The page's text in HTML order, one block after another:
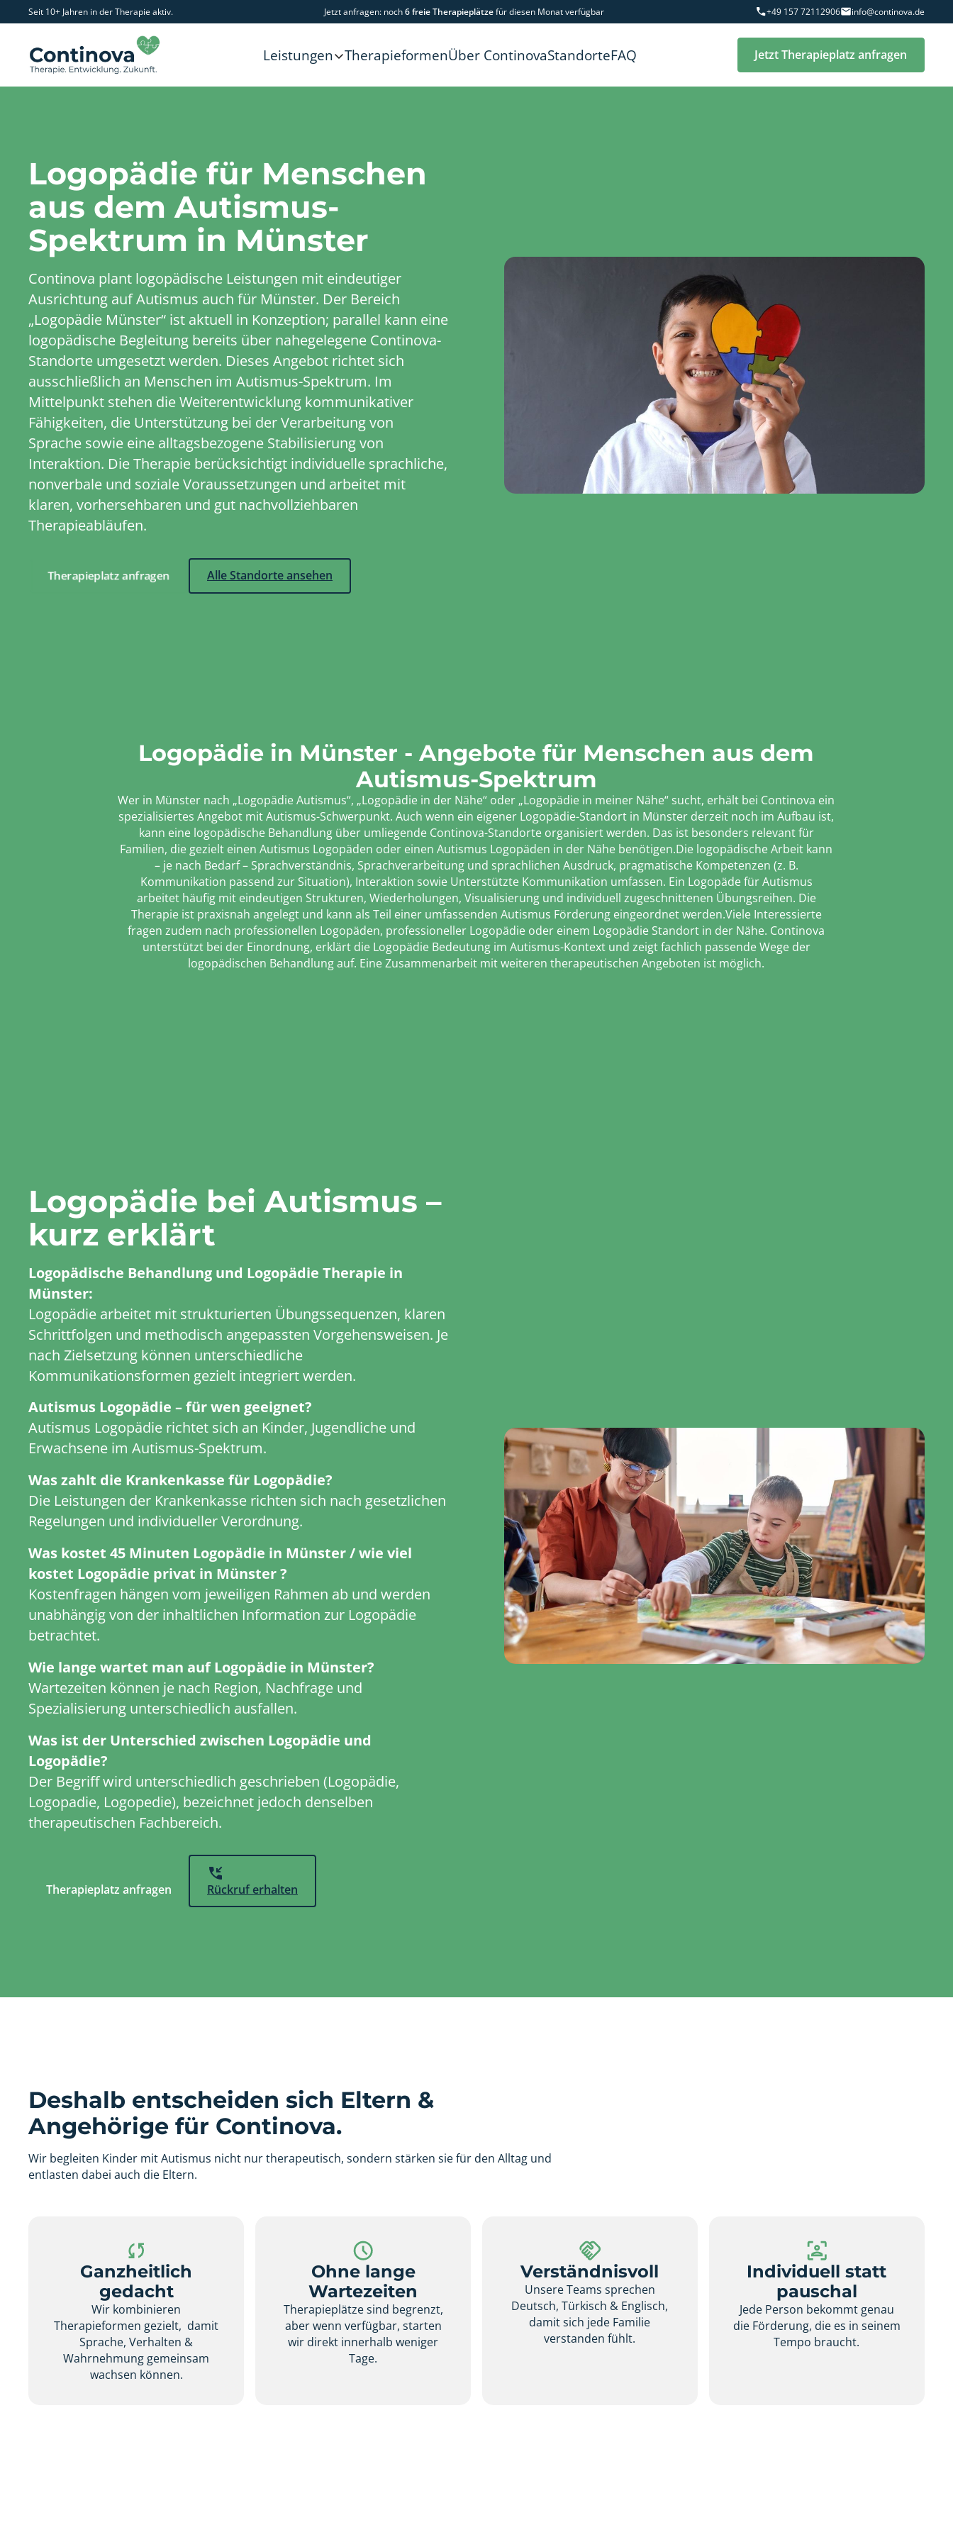
Seit 10+ Jahren in der Therapie aktiv. Jetzt anfragen: noch6 freie Therapieplätzefür diesen Monat verfügbar +49 157 72112906 info@continova.de
Leistungen TherapieformenÜber ContinovaStandorteFAQ Jetzt Therapieplatz anfragen
Logopädie für Menschen
aus dem Autismus-
Spektrum in Münster
Continova plant logopädische Leistungen mit eindeutiger
Ausrichtung auf Autismus auch für Münster. Der Bereich
„Logopädie Münster“ ist aktuell in Konzeption; parallel kann eine
logopädische Begleitung bereits über nahegelegene Continova-
Standorte umgesetzt werden. Dieses Angebot richtet sich
ausschließlich an Menschen im Autismus-Spektrum. Im
Mittelpunkt stehen die Weiterentwicklung kommunikativer
Fähigkeiten, die Unterstützung bei der Verarbeitung von
Sprache sowie eine alltagsbezogene Stabilisierung von
Interaktion. Die Therapie berücksichtigt individuelle sprachliche,
nonverbale und soziale Voraussetzungen und arbeitet mit
klaren, vorhersehbaren und gut nachvollziehbaren
Therapieabläufen.
Therapieplatz anfragen Alle Standorte ansehen
Logopädie in Münster - Angebote für Menschen aus dem
Autismus-Spektrum
Wer in Münster nach „Logopädie Autismus“, „Logopädie in der Nähe“ oder „Logopädie in meiner Nähe“ sucht, erhält bei Continova ein
spezialisiertes Angebot mit Autismus-Schwerpunkt. Auch wenn ein eigener Logopädie-Standort in Münster derzeit noch im Aufbau ist,
kann eine logopädische Behandlung über umliegende Continova-Standorte organisiert werden. Das ist besonders relevant für
Familien, die gezielt einen Autismus Logopäden oder einen Autismus Logopäden in der Nähe benötigen.Die logopädische Arbeit kann
– je nach Bedarf – Sprachverständnis, Sprachverarbeitung und sprachlichen Ausdruck, pragmatische Kompetenzen (z. B.
Kommunikation passend zur Situation), Interaktion sowie Unterstützte Kommunikation umfassen. Ein Logopäde für Autismus
arbeitet häufig mit eindeutigen Strukturen, Wiederholungen, Visualisierung und individuell zugeschnittenen Übungsreihen. Die
Therapie ist praxisnah angelegt und kann als Teil einer umfassenden Autismus Förderung eingeordnet werden.Viele Interessierte
fragen zudem nach professionellen Logopäden, professioneller Logopädie oder einem Logopädie Standort in der Nähe. Continova
unterstützt bei der Einordnung, erklärt die Logopädie Bedeutung im Autismus-Kontext und zeigt fachlich passende Wege der
logopädischen Behandlung auf. Eine Zusammenarbeit mit weiteren therapeutischen Angeboten ist möglich.
Logopädie bei Autismus –
kurz erklärt
Logopädische Behandlung und Logopädie Therapie in
Münster:
Logopädie arbeitet mit strukturierten Übungssequenzen, klaren
Schrittfolgen und methodisch angepassten Vorgehensweisen. Je
nach Zielsetzung können unterschiedliche
Kommunikationsformen gezielt integriert werden.
Autismus Logopädie – für wen geeignet?
Autismus Logopädie richtet sich an Kinder, Jugendliche und
Erwachsene im Autismus-Spektrum.
Was zahlt die Krankenkasse für Logopädie?
Die Leistungen der Krankenkasse richten sich nach gesetzlichen
Regelungen und individueller Verordnung.
Was kostet 45 Minuten Logopädie in Münster / wie viel
kostet Logopädie privat in Münster ?
Kostenfragen hängen vom jeweiligen Rahmen ab und werden
unabhängig von der inhaltlichen Information zur Logopädie
betrachtet.
Wie lange wartet man auf Logopädie in Münster?
Wartezeiten können je nach Region, Nachfrage und
Spezialisierung unterschiedlich ausfallen.
Was ist der Unterschied zwischen Logopädie und
Logopädie?
Der Begriff wird unterschiedlich geschrieben (Logopädie,
Logopadie, Logopedie), bezeichnet jedoch denselben
therapeutischen Fachbereich.
Therapieplatz anfragen Rückruf erhalten
Deshalb entscheiden sich Eltern &
Angehörige für Continova.
Wir begleiten Kinder mit Autismus nicht nur therapeutisch, sondern stärken sie für den Alltag und
entlasten dabei auch die Eltern.
Ganzheitlich
gedacht
Wir kombinieren
Therapieformen gezielt, damit
Sprache, Verhalten &
Wahrnehmung gemeinsam
wachsen können.
Ohne lange
Wartezeiten
Therapieplätze sind begrenzt,
aber wenn verfügbar, starten
wir direkt innerhalb weniger
Tage.
Verständnisvoll
Unsere Teams sprechen
Deutsch, Türkisch & Englisch,
damit sich jede Familie
verstanden fühlt.
Individuell statt
pauschal
Jede Person bekommt genau
die Förderung, die es in seinem
Tempo braucht.